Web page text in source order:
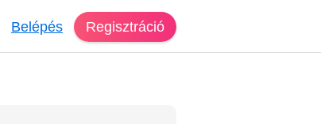
Belépés Regisztráció